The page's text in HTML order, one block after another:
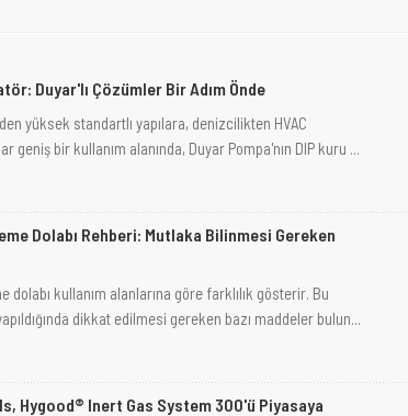
Duyar'lı Çözümler Bir Adım Önde
yüksek standartlı yapılara, denizcilikten HVAC
geniş bir kullanım alanında, Duyar Pompa'nın DIP kuru ...
Dolabı Rehberi: Mutlaka Bilinmesi Gereken
dolabı kullanım alanlarına göre farklılık gösterir. Bu
dikkat edilmesi gereken bazı maddeler bulun...
Hygood® Inert Gas System 300'ü Piyasaya